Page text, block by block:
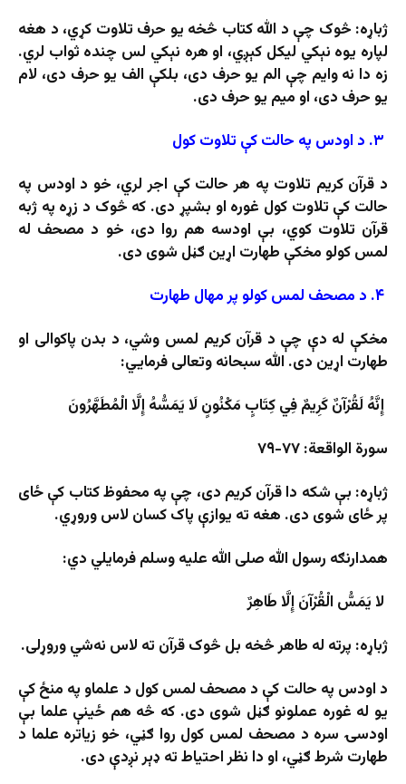
ژباړه: څوک چې د الله کتاب څخه یو حرف تلاوت کړي، د هغه
لپاره یوه نېکي لیکل کېږي، او هره نېکي لس چنده ثواب لري.
زه دا نه وایم چې الم یو حرف دی، بلکې الف یو حرف دی، لام
یو حرف دی، او میم یو حرف دی.
د قرآن کریم تلاوت په هر حالت کې اجر لري، خو د اودس په
حالت کې تلاوت کول غوره او بشپړ دی. که څوک د زړه په ژبه
قرآن تلاوت کوي، بې اودسه هم روا دی، خو د مصحف له
لمس کولو مخکې طهارت اړین ګڼل شوی دی.
مخکې له دې چې د قرآن کریم لمس وشي، د بدن پاکوالی او
طهارت اړین دی. الله سبحانه وتعالی فرمایي:
إِنَّهُ لَقُرْآنٌ كَرِيمٌ فِي كِتَابٍ مَكْنُونٍ لَا يَمَسُّهُ إِلَّا الْمُطَهَّرُونَ
سورة الواقعة: ۷۷-۷۹
ژباړه: بې شکه دا قرآن کریم دی، چې په محفوظ کتاب کې ځای
پر ځای شوی دی. هغه ته یوازې پاک کسان لاس وروړي.
همدارنګه رسول الله صلی الله علیه وسلم فرمایلي دي:
لا يَمَسُّ الْقُرْآنَ إِلَّا طَاهِرٌ
ژباړه: پرته له طاهر څخه بل څوک قرآن ته لاس نه‌شي وروړلی.
د اودس په حالت کې د مصحف لمس کول د علماو په منځ کې
یو له غوره عملونو ګڼل شوی دی. که څه هم ځینې علما بې
اودسۍ سره د مصحف لمس کول روا ګڼي، خو زیاتره علما د
طهارت شرط ګڼي، او دا نظر احتیاط ته ډېر نږدې دی.